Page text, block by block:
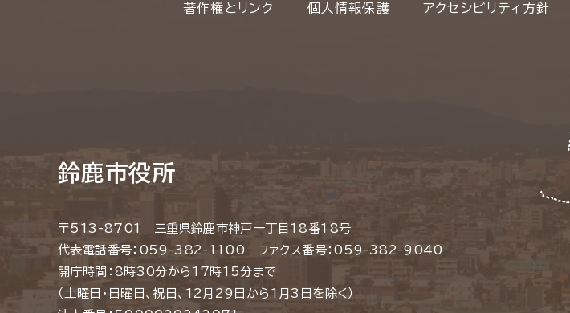
著作権とリンク 個人情報保護 アクセシビリティ方針
鈴鹿市役所
〒513-8701 三重県鈴鹿市神戸一丁目18番18号
代表電話番号：059-382-1100 ファクス番号：059-382-9040
開庁時間：8時30分から17時15分まで
（土曜日・日曜日、祝日、12月29日から1月3日を除く）